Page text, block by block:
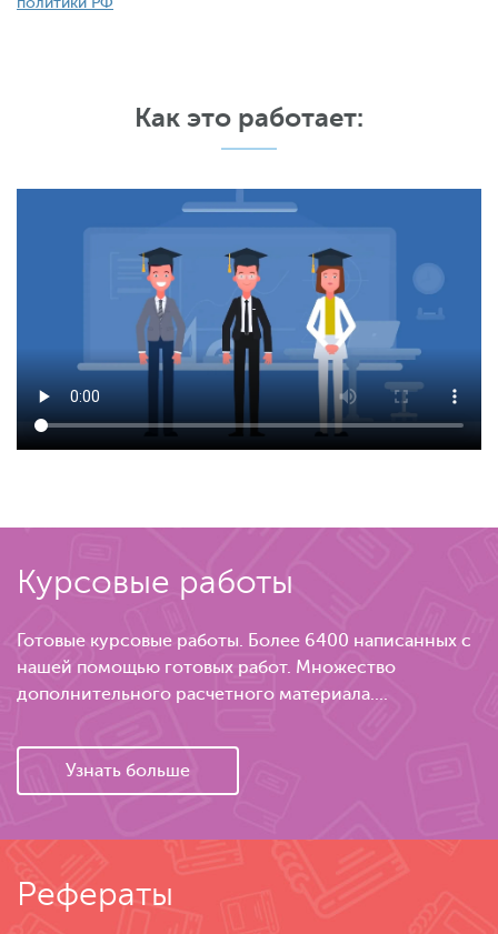
Как это работает:
Курсовые работы
Готовые курсовые работы. Более 6400 написанных с
нашей помощью готовых работ. Множество
дополнительного расчетного материала....
Узнать больше
Рефераты